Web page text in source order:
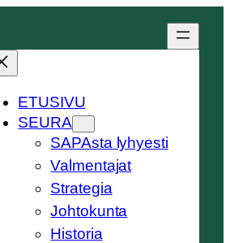
ETUSIVU
SEURA
SAPAsta lyhyesti
Valmentajat
Strategia
Johtokunta
Historia